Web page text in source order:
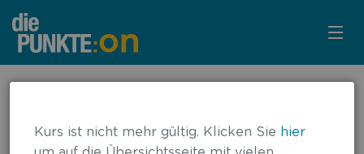
KURSÜBERSICHT
LOGIN
Nekrotisierende ulzerierende
Kurs ist nicht mehr gültig. Klicken Sie hier